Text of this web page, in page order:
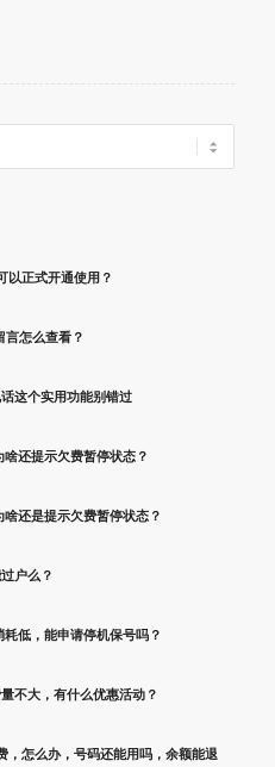
以正式开通使用？
怎么查看？
这个实用功能别错过
还提示欠费暂停状态？
还是提示欠费暂停状态？
户么？
低，能申请停机保号吗？
不大，有什么优惠活动？
，怎么办，号码还能用吗，余额能退